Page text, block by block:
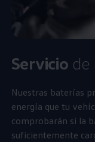
Servicio de
Nuestras baterías
energía que tu
comprobarán si la
suficientemente